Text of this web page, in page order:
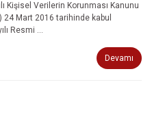
Kişisel Verilerin Korunması Kanunu
24 Mart 2016 tarihinde kabul
Resmi ...
Devamı